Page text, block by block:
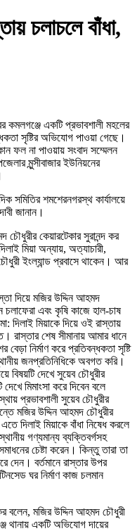
চলাচলে বাঁধা,
কমলগঞ্জে একটি প্রভাবশালী মহলের
সৃষ্টির অভিযোগ পাওয়া গেছে।
ফল না পাওয়ায় সংবাদ সম্মেলন
মুন্সীবাজার ইউনিয়নের
সমিতির শমশেরনগরস্থ কার্যালয়ে
জানান।
চৌধুরীর কেয়ারটেকার সুরানন্দ কর
মিয়া অন্যায়, অত্যাচারী,
ইংল্যান্ড প্রবাসে থাকেন। আর
দিয়ে মজির উদ্দিন আহমদ
চলাফেরা এবং কৃষি কাজে হাল-চাষ
দিলাই মিয়াকে দিয়ে ওই রাস্তায়
রাস্তার শেষ সীমানায় আমার ধানে
নির্মাণ করে প্রতিবন্ধকতা সৃষ্টি
জনপ্রতিনিধিকে অবগত করি।
বিষয়টি দেখে সুয়েব চৌধুরীর
মিমাংসা করে দিবেন বলে
প্রভাবশালী সুয়েব চৌধুরীর
মজির উদ্দিন আহমদ চৌধুরীর
দিলাই মিয়াকে বাঁধা নিষেধ করলে
গণ্যমান্য ব্যক্তিবর্গসহ
চেষ্টা করেন। কিন্তু তারা তা
দেন। বর্তমানে রাস্তার উপর
ঘর নির্মাণ কাজ চলমান
বলেন, মজির উদ্দিন আহমদ চৌধুরী
একটি অভিযোগ দায়ের